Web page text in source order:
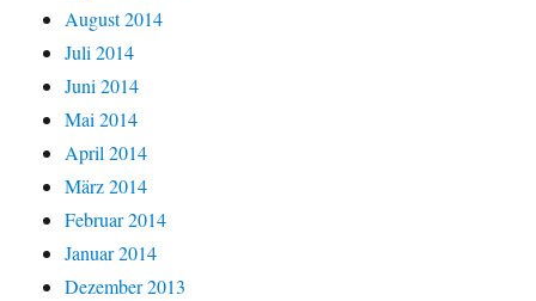
August 2014
Juli 2014
Juni 2014
Mai 2014
April 2014
März 2014
Februar 2014
Januar 2014
Dezember 2013